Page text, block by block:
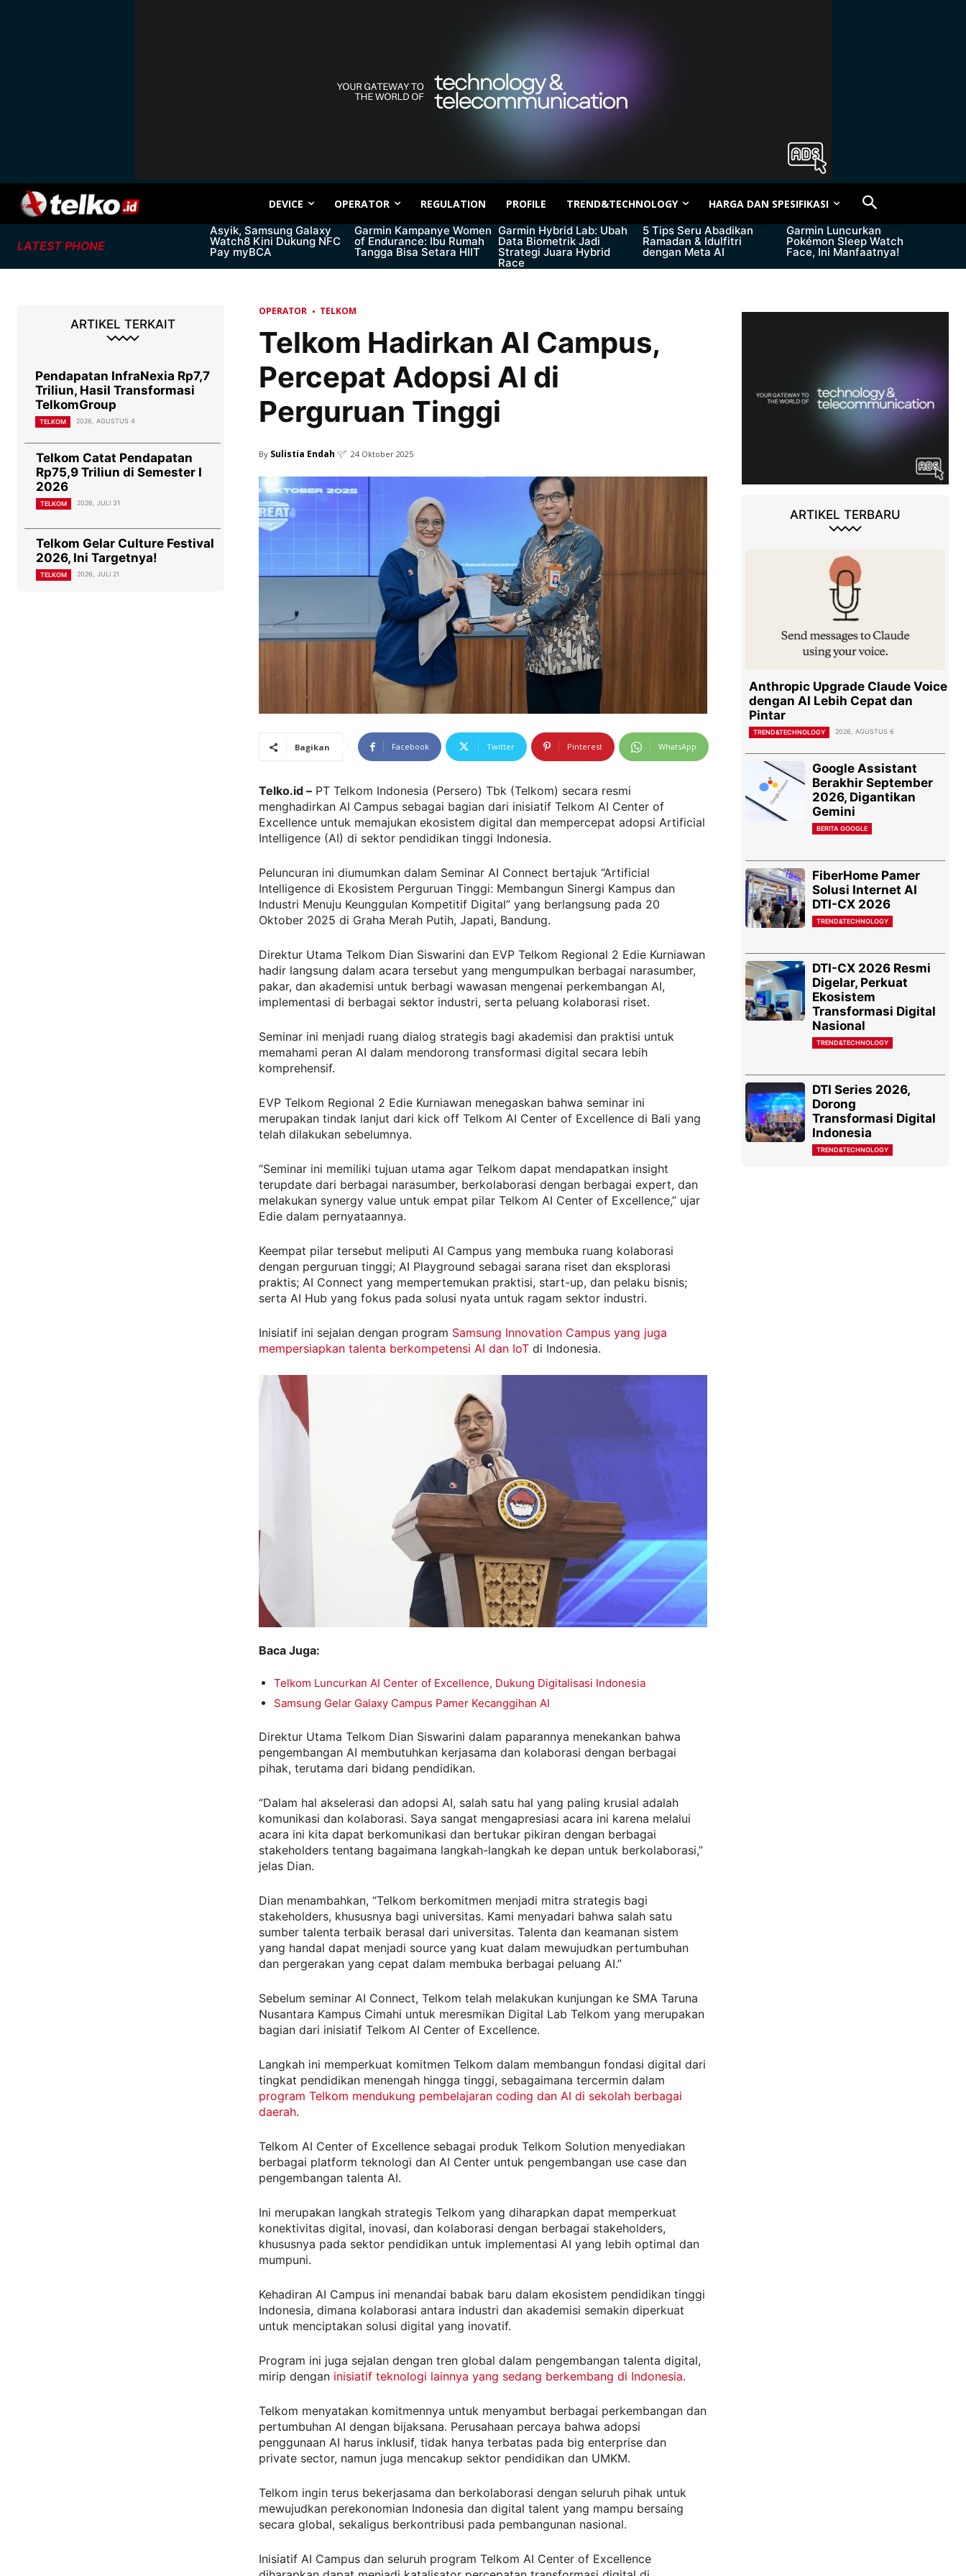
DEVICE OPERATOR REGULATION PROFILE TREND&TECHNOLOGY HARGA DAN SPESIFIKASI
LATEST PHONE
Asyik, Samsung Galaxy
Watch8 Kini Dukung NFC
Pay myBCA
Garmin Kampanye Women
of Endurance: Ibu Rumah
Tangga Bisa Setara HIIT
Garmin Hybrid Lab: Ubah
Data Biometrik Jadi
Strategi Juara Hybrid
Race
5 Tips Seru Abadikan
Ramadan & Idulfitri
dengan Meta AI
Garmin Luncurkan
Pokémon Sleep Watch
Face, Ini Manfaatnya!
ARTIKEL TERKAIT
Pendapatan InfraNexia Rp7,7
Triliun, Hasil Transformasi
TelkomGroup
TELKOM 2026, AGUSTUS 4
Telkom Catat Pendapatan
Rp75,9 Triliun di Semester I
2026
TELKOM 2026, JULI 31
Telkom Gelar Culture Festival
2026, Ini Targetnya!
TELKOM 2026, JULI 21
OPERATOR TELKOM
Telkom Hadirkan AI Campus,
Percepat Adopsi AI di
Perguruan Tinggi
By Sulistia Endah 24 Oktober 2025
Bagikan Facebook Twitter Pinterest WhatsApp
Telko.id – PT Telkom Indonesia (Persero) Tbk (Telkom) secara resmi
menghadirkan AI Campus sebagai bagian dari inisiatif Telkom AI Center of
Excellence untuk memajukan ekosistem digital dan mempercepat adopsi Artificial
Intelligence (AI) di sektor pendidikan tinggi Indonesia.
Peluncuran ini diumumkan dalam Seminar AI Connect bertajuk “Artificial
Intelligence di Ekosistem Perguruan Tinggi: Membangun Sinergi Kampus dan
Industri Menuju Keunggulan Kompetitif Digital” yang berlangsung pada 20
Oktober 2025 di Graha Merah Putih, Japati, Bandung.
Direktur Utama Telkom Dian Siswarini dan EVP Telkom Regional 2 Edie Kurniawan
hadir langsung dalam acara tersebut yang mengumpulkan berbagai narasumber,
pakar, dan akademisi untuk berbagi wawasan mengenai perkembangan AI,
implementasi di berbagai sektor industri, serta peluang kolaborasi riset.
Seminar ini menjadi ruang dialog strategis bagi akademisi dan praktisi untuk
memahami peran AI dalam mendorong transformasi digital secara lebih
komprehensif.
EVP Telkom Regional 2 Edie Kurniawan menegaskan bahwa seminar ini
merupakan tindak lanjut dari kick off Telkom AI Center of Excellence di Bali yang
telah dilakukan sebelumnya.
“Seminar ini memiliki tujuan utama agar Telkom dapat mendapatkan insight
terupdate dari berbagai narasumber, berkolaborasi dengan berbagai expert, dan
melakukan synergy value untuk empat pilar Telkom AI Center of Excellence,” ujar
Edie dalam pernyataannya.
Keempat pilar tersebut meliputi AI Campus yang membuka ruang kolaborasi
dengan perguruan tinggi; AI Playground sebagai sarana riset dan eksplorasi
praktis; AI Connect yang mempertemukan praktisi, start-up, dan pelaku bisnis;
serta AI Hub yang fokus pada solusi nyata untuk ragam sektor industri.
Inisiatif ini sejalan dengan program Samsung Innovation Campus yang juga
mempersiapkan talenta berkompetensi AI dan IoT di Indonesia.
Baca Juga:
Telkom Luncurkan AI Center of Excellence, Dukung Digitalisasi Indonesia
Samsung Gelar Galaxy Campus Pamer Kecanggihan AI
Direktur Utama Telkom Dian Siswarini dalam paparannya menekankan bahwa
pengembangan AI membutuhkan kerjasama dan kolaborasi dengan berbagai
pihak, terutama dari bidang pendidikan.
“Dalam hal akselerasi dan adopsi AI, salah satu hal yang paling krusial adalah
komunikasi dan kolaborasi. Saya sangat mengapresiasi acara ini karena melalui
acara ini kita dapat berkomunikasi dan bertukar pikiran dengan berbagai
stakeholders tentang bagaimana langkah-langkah ke depan untuk berkolaborasi,”
jelas Dian.
Dian menambahkan, “Telkom berkomitmen menjadi mitra strategis bagi
stakeholders, khususnya bagi universitas. Kami menyadari bahwa salah satu
sumber talenta terbaik berasal dari universitas. Talenta dan keamanan sistem
yang handal dapat menjadi source yang kuat dalam mewujudkan pertumbuhan
dan pergerakan yang cepat dalam membuka berbagai peluang AI.”
Sebelum seminar AI Connect, Telkom telah melakukan kunjungan ke SMA Taruna
Nusantara Kampus Cimahi untuk meresmikan Digital Lab Telkom yang merupakan
bagian dari inisiatif Telkom AI Center of Excellence.
Langkah ini memperkuat komitmen Telkom dalam membangun fondasi digital dari
tingkat pendidikan menengah hingga tinggi, sebagaimana tercermin dalam
program Telkom mendukung pembelajaran coding dan AI di sekolah berbagai
daerah.
Telkom AI Center of Excellence sebagai produk Telkom Solution menyediakan
berbagai platform teknologi dan AI Center untuk pengembangan use case dan
pengembangan talenta AI.
Ini merupakan langkah strategis Telkom yang diharapkan dapat memperkuat
konektivitas digital, inovasi, dan kolaborasi dengan berbagai stakeholders,
khususnya pada sektor pendidikan untuk implementasi AI yang lebih optimal dan
mumpuni.
Kehadiran AI Campus ini menandai babak baru dalam ekosistem pendidikan tinggi
Indonesia, dimana kolaborasi antara industri dan akademisi semakin diperkuat
untuk menciptakan solusi digital yang inovatif.
Program ini juga sejalan dengan tren global dalam pengembangan talenta digital,
mirip dengan inisiatif teknologi lainnya yang sedang berkembang di Indonesia.
Telkom menyatakan komitmennya untuk menyambut berbagai perkembangan dan
pertumbuhan AI dengan bijaksana. Perusahaan percaya bahwa adopsi
penggunaan AI harus inklusif, tidak hanya terbatas pada big enterprise dan
private sector, namun juga mencakup sektor pendidikan dan UMKM.
Telkom ingin terus bekerjasama dan berkolaborasi dengan seluruh pihak untuk
mewujudkan perekonomian Indonesia dan digital talent yang mampu bersaing
secara global, sekaligus berkontribusi pada pembangunan nasional.
Inisiatif AI Campus dan seluruh program Telkom AI Center of Excellence
ARTIKEL TERBARU
Anthropic Upgrade Claude Voice
dengan AI Lebih Cepat dan
Pintar
TREND&TECHNOLOGY 2026, AGUSTUS 6
Google Assistant
Berakhir September
2026, Digantikan
Gemini
BERITA GOOGLE
FiberHome Pamer
Solusi Internet AI
DTI-CX 2026
TREND&TECHNOLOGY
DTI-CX 2026 Resmi
Digelar, Perkuat
Ekosistem
Transformasi Digital
Nasional
TREND&TECHNOLOGY
DTI Series 2026,
Dorong
Transformasi Digital
Indonesia
TREND&TECHNOLOGY